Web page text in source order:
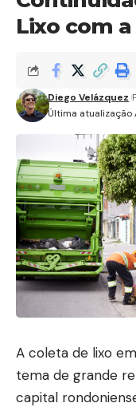
Lixo com a
Última atualização
Diego Velázquez
A coleta de lixo
tema de grande
capital